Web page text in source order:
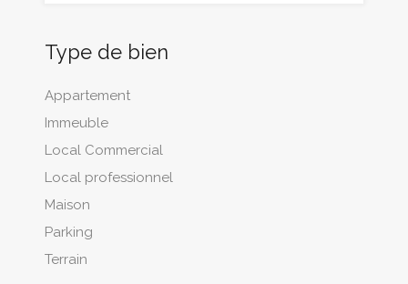
Type de bien
Appartement
Immeuble
Local Commercial
Local professionnel
Maison
Parking
Terrain